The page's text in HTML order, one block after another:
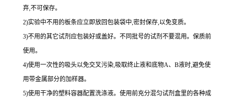
弃,不可保存。
2)实验中不用的板条应立即放回包装袋中,密封保存,以免变质。
3)不用的其它试剂应包装好或盖好。不同批号的试剂不要混用。保质前
使用。
4)使用一次性的吸头以免交叉污染,吸取终止液和底物A、 B液时,避免使
用带金属部分的加样器。
5)使用干净的塑料容器配置洗涤液。使用前充分混匀试剂盒里的各种成